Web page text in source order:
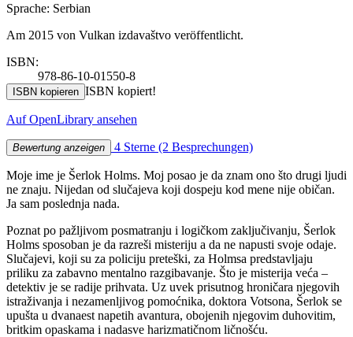
Sprache: Serbian
Am 2015 von Vulkan izdavaštvo veröffentlicht.
ISBN:
978-86-10-01550-8
ISBN kopieren ISBN kopiert!
Auf OpenLibrary ansehen
Bewertung anzeigen 4 Sterne (2 Besprechungen)
Moje ime je Šerlok Holms. Moj posao je da znam ono što drugi ljudi
ne znaju. Nijedan od slučajeva koji dospeju kod mene nije običan.
Ja sam poslednja nada.
Poznat po pažljivom posmatranju i logičkom zaključivanju, Šerlok
Holms sposoban je da razreši misteriju a da ne napusti svoje odaje.
Slučajevi, koji su za policiju preteški, za Holmsa predstavljaju
priliku za zabavno mentalno razgibavanje. Što je misterija veća –
detektiv je se radije prihvata. Uz uvek prisutnog hroničara njegovih
istraživanja i nezamenljivog pomoćnika, doktora Votsona, Šerlok se
upušta u dvanaest napetih avantura, obojenih njegovim duhovitim,
britkim opaskama i nadasve harizmatičnom ličnošću.